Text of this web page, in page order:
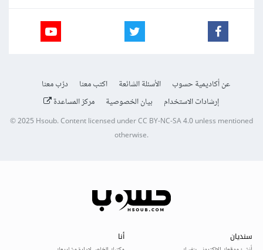
عن أكاديمية حسوب الأسئلة الشائعة اكتب معنا
درّب معنا
إرشادات الاستخدام
بيان الخصوصية مركز المساعدة
© 2025Hsoub.Content licensed underCC BY-NC-SA 4.0unless mentioned
otherwise.